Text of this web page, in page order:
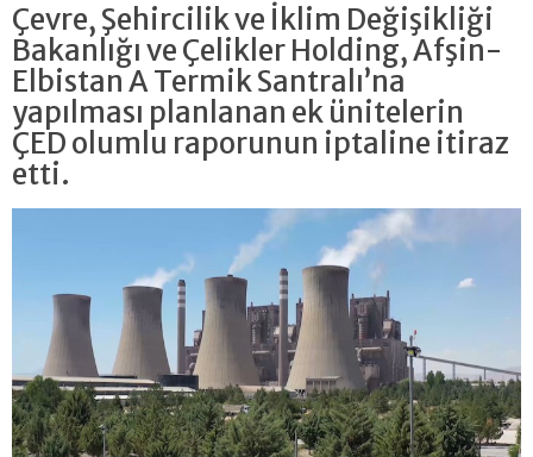
Çevre, Şehircilik ve İklim Değişikliği
Bakanlığı ve Çelikler Holding, Afşin-
Elbistan A Termik Santralı’na
yapılması planlanan ek ünitelerin
ÇED olumlu raporunun iptaline itiraz
etti.